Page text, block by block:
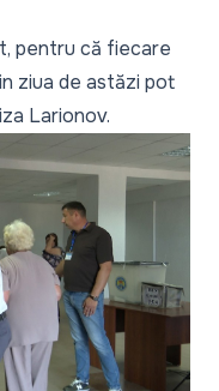
pentru că fiecare
ziua de astăzi pot
Larionov.